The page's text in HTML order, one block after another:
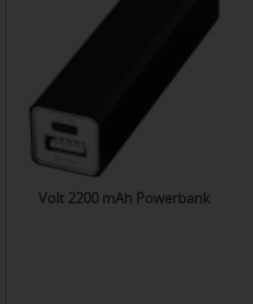
Volt 2200 mAh Powerbank